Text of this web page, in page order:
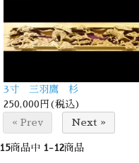
3寸 三羽鷹 杉
250,000円(税込)
« Prev
Next »
15商品中 1-12商品